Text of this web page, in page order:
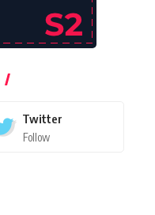
Twitter
Follow